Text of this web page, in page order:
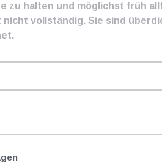
zu halten und möglichst früh
vollständig. Sie sind